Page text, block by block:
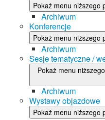
Pokaż menu niższego
Archiwum
Konferencje
Pokaż menu niższego
Archiwum
Sesje tematyczne /
Pokaż menu
Archiwum
Wystawy objazdowe
Pokaż menu niższego